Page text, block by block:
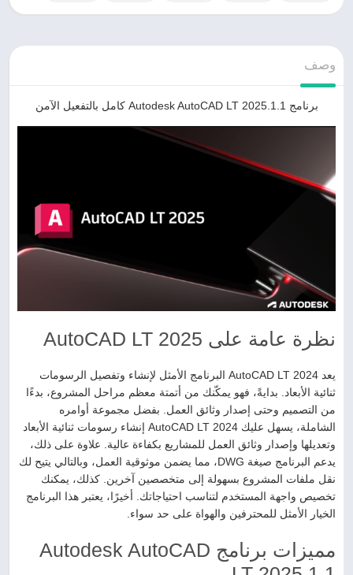
وصف
برنامج Autodesk AutoCAD LT 2025.1.1 كامل بالتفعيل الآمن
نظرة عامة على AutoCAD LT 2025
يعد AutoCAD LT 2024 البرنامج الأمثل لإنشاء وتفصيل الرسومات
ثنائية الأبعاد. بدايةً، فهو يمكّنك من أتمتة معظم مراحل المشروع، بدءًا
من التصميم وحتى إصدار وثائق العمل. بفضل مجموعة أوامره
الشاملة، يسهل عليك AutoCAD LT 2024 إنشاء رسومات ثنائية الأبعاد
وتعديلها وإصدار وثائق العمل للمشاريع بكفاءة عالية. علاوة على ذلك،
يدعم البرنامج صيغة DWG، مما يضمن موثوقية العمل، وبالتالي يتيح لك
نقل ملفات المشروع بسهولة إلى متخصصين آخرين. كذلك، يمكنك
تخصيص واجهة المستخدم لتناسب احتياجاتك. أخيرًا، يعتبر هذا البرنامج
الخيار الأمثل للمحترفين والهواة على حد سواء.
مميزات برنامج Autodesk AutoCAD